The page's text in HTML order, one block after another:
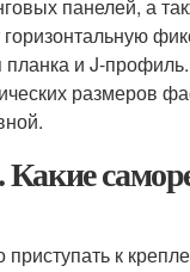
панелей, а
планка и J-профиль.
размеров
приступать к